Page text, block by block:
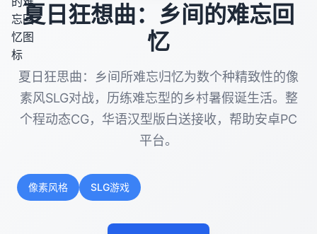
夏日狂想曲：乡间的难忘回
忆
夏日狂思曲：乡间所难忘归忆为数个种精致性的像
素风SLG对战，历练难忘型的乡村暑假诞生活。整
个程动态CG，华语汉型版白送接收，帮助安卓PC
平台。
像素风格 SLG游戏